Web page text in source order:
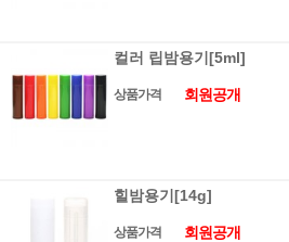
컬러 립밤용기[5ml]
상품가격 회원공개
힐밤용기[14g]
상품가격 회원공개